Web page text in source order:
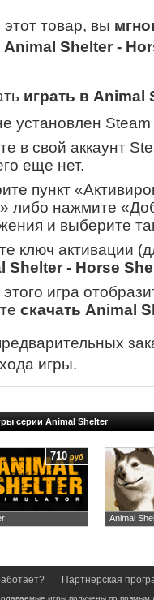
этот товар, вы
Animal Shelter -
играть в Animal
установлен
в свой аккаунт
еще нет.
пункт
либо нажмите
и выберите
ключ активации
Shelter - Horse
игра
скачать Animal
игры.
серии Animal Shelter
710 руб
Animal
Партнерская